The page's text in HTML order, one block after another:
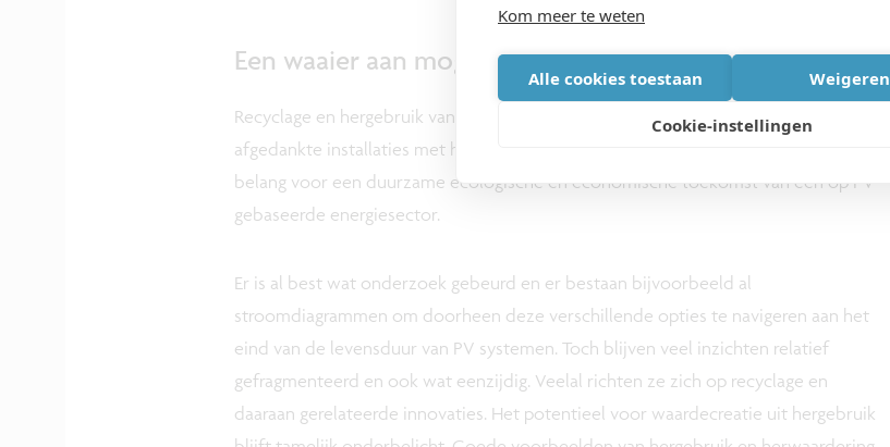
Kom meer te weten
Alle cookies toestaan Weigeren
Cookie-instellingen
Een waaier aan mogelijke aanvliegroutes
Recyclage en hergebruik van ruwe materialen, herstellen of herwaarderen van
afgedankte installaties met het oog op een tweede levenscyclus… zijn allen van
belang voor een duurzame ecologische en economische toekomst van een op PV
gebaseerde energiesector.
Er is al best wat onderzoek gebeurd en er bestaan bijvoorbeeld al
stroomdiagrammen om doorheen deze verschillende opties te navigeren aan het
eind van de levensduur van PV systemen. Toch blijven veel inzichten relatief
gefragmenteerd en ook wat eenzijdig. Veelal richten ze zich op recyclage en
daaraan gerelateerde innovaties. Het potentieel voor waardecreatie uit hergebruik